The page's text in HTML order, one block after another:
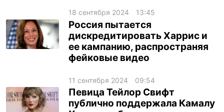
18 сентября 2024 13:45
Россия пытается
дискредитировать Харрис и
ее кампанию, распространяя
фейковые видео
11 сентября 2024 09:54
Певица Тейлор Свифт
публично поддержала Камалу